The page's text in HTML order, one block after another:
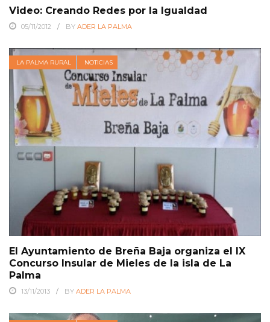
Video: Creando Redes por la Igualdad
05/11/2012 BY ADER LA PALMA
LA PALMA RURAL NOTICIAS
El Ayuntamiento de Breña Baja organiza el IX
Concurso Insular de Mieles de la isla de La
Palma
13/11/2013 BY ADER LA PALMA